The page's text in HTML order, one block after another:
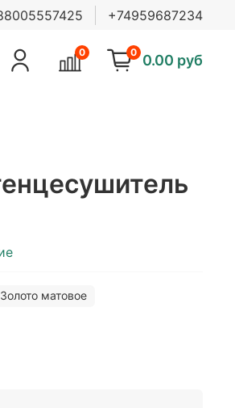
+74959687234
0 0 0.00 руб
Золото матовое